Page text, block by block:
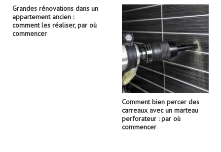
Grandes rénovations dans un
appartement ancien :
comment les réaliser, par où
commencer
Comment bien percer des
carreaux avec un marteau
perforateur : par où
commencer